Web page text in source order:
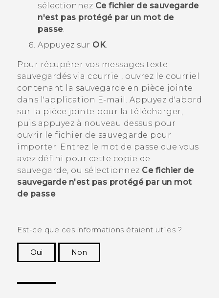
sélectionnez Ce fichier de sauvegarde
n'est pas protégé par un mot de
passe.
Appuyez sur OK.
Pour récupérer vos messages texte
sauvegardés via courriel, ouvrez le courriel
contenant la sauvegarde en pièce jointe
dans l'application E-mail
. Appuyez d'abord
sur la pièce jointe pour la télécharger,
puis appuyez à nouveau dessus pour
ouvrir le fichier de sauvegarde pour
importer. Entrez le mot de passe que vous
avez défini pour cette copie de
sauvegarde, ou sélectionnez Ce fichier de
sauvegarde n'est pas protégé par un mot
de passe.
Est-ce que ces informations étaient utiles ?
Oui
Non